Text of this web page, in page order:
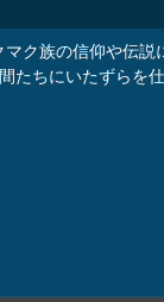
族の信仰や伝説
たちにいたずらを